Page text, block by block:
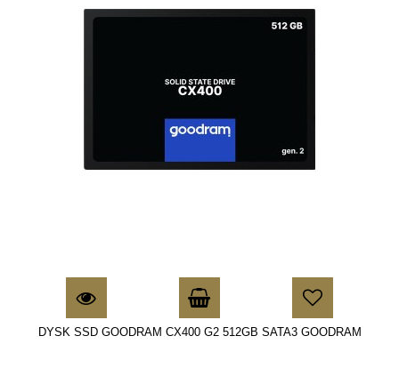
DYSK SSD GOODRAM CX400 G2 512GB SATA3 GOODRAM